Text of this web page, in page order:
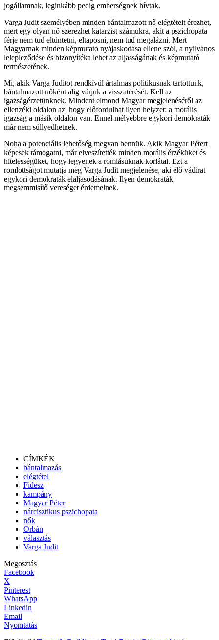
jogállamnak, leginkább pedig emberségnek hívtak.
Varga Judit személyében minden bántalmazott nő elégtételt érezhet,
mert egy olyan nő szerezhet katarzist számukra, akit a pszichopata
férje nem tud eltüntetni, eltaposni, nem tud megalázni. Mert
Magyarnak minden képmutató nyájaskodása ellene szól, a nyilvános
lelepleződése és bizonyítéka lehet az aljasságának és képmutató
természetének.
Mi, akik Varga Juditot rendkívül ártalmas politikusnak tartottunk,
bántalmazott nőként alig várjuk a visszatérését. Kell az
igazságérzetünknek. Mindent elmond Magyar megjelenéséről az
ellenzéki oldalon az, hogy előfordulhat ilyen helyzet: a morális
igazság a másik oldalon van. Ennél mélyebbre egykori demokraták
már nem süllyedhetnek.
Noha a potenciális lehetőség megvan bennük. Akik Magyar Pétert
képesek támogatni, már elveszítették minden morális érzéküket és
hitelességüket, hogy legyenek a romlásuknak korlátai. Ezt a
romlottságot mutatja meg Varga Judit megjelenése, aki élő vádirat
egykori demokraták elaljasodásának. Ilyen demokraták
megsemmisítő vereséget érdemelnek.
CÍMKÉK
bántalmazás
elégtétel
Fidesz
kampány
Magyar Péter
nárcisztikus pszichopata
nők
Orbán
választás
Varga Judit
Megosztás
Facebook
X
Pinterest
WhatsApp
Linkedin
Email
Nyomtatás